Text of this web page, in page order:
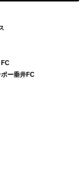
ー垂井FC